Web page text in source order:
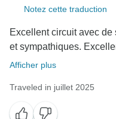
Notez cette traduction
Excellent circuit avec
et sympathiques.
Afficher plus
Traveled in juillet 2025